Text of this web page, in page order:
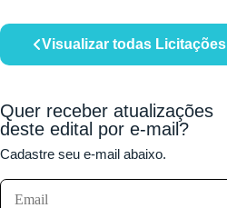
Visualizar todas Licitações
Quer receber atualizações
deste edital por e-mail?
Cadastre seu e-mail abaixo.